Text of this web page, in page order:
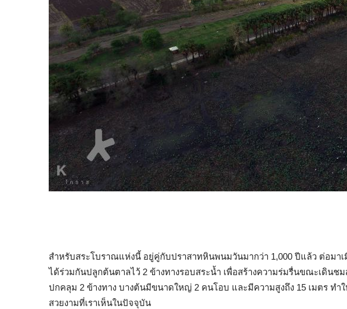
สำหรับสระโบราณแห่งนี้ อยู่คู่กับปราสาทหินพนมวันมากว่า 1,000 ปีแล้ว ต่อมา
ได้ร่วมกันปลูกต้นตาลไว้ 2 ข้างทางรอบสระน้ำ เพื่อสร้างความร่มรื่นขณะเดินช
ปกคลุม 2 ข้างทาง บางต้นมีขนาดใหญ่ 2 คนโอบ และมีความสูงถึง 15 เมตร ท
สวยงามที่เราเห็นในปัจจุบัน